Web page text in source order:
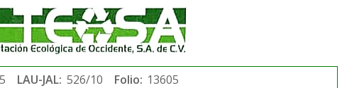
LAU-JAL: 526/10 Folio: 13605